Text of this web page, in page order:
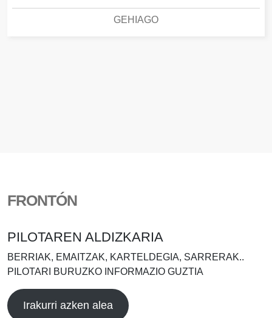
GEHIAGO
FRONTÓN
PILOTAREN ALDIZKARIA
BERRIAK, EMAITZAK, KARTELDEGIA, SARRERAK..
PILOTARI BURUZKO INFORMAZIO GUZTIA
Irakurri azken alea